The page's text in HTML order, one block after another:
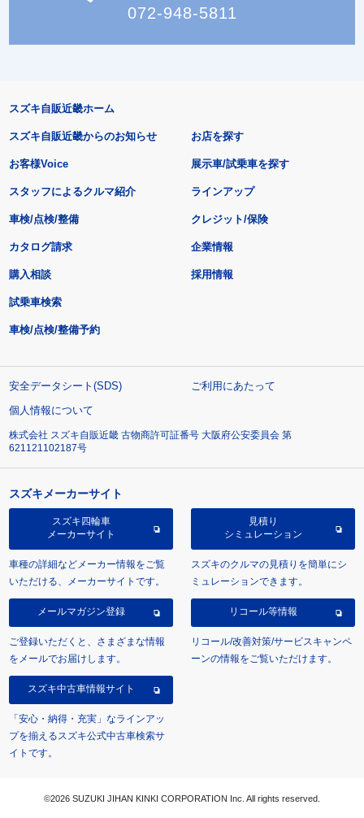
072-948-5811
スズキ自販近畿ホーム
スズキ自販近畿からのお知らせ
お客様Voice
スタッフによるクルマ紹介
お店を探す
展示車/試乗車を探す
ラインアップ
車検/点検/整備 クレジット/保険
カタログ請求
購入相談
試乗車検索
車検/点検/整備予約
企業情報
採用情報
安全データシート(SDS)
ご利用にあたって
個人情報について
株式会社 スズキ自販近畿 古物商許可証番号 大阪府公安委員会 第
621121102187号
スズキメーカーサイト
スズキ四輪車
メーカーサイト
車種の詳細などメーカー情報をご覧
いただける、メーカーサイトです。
見積り
シミュレーション
スズキのクルマの見積りを簡単にシ
ミュレーションできます。
メールマガジン登録
ご登録いただくと、さまざまな情報
をメールでお届けします。
リコール等情報
リコール/改善対策/サービスキャンペ
ーンの情報をご覧いただけます。
スズキ中古車情報サイト
「安心・納得・充実」なラインアッ
プを揃えるスズキ公式中古車検索サ
イトです。
©2026 SUZUKI JIHAN KINKI CORPORATION Inc. All rights reserved.